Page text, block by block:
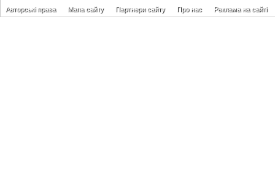
Авторські права Мапа сайту Партнери сайту Про нас Реклама на сайті